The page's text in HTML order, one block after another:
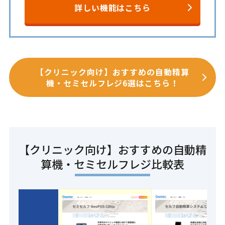
詳しい機能はこちら
【クリニック向け】おすすめの自動精算
機・セミセルフレジ6選はこちら！
【クリニック向け】おすすめの自動精
算機・セミセルフレジ比較表